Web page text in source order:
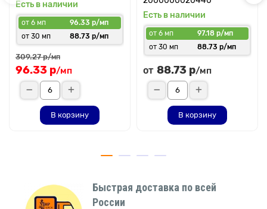
Есть в наличии
от 6 мп
96.33 р/мп
от 30 мп
88.73 р/мп
309.27 р/мп
96.33 р/мп
В корзину
Есть в наличии
от 6 мп
97.18 р/мп
от 30 мп
88.73 р/мп
от 88.73 р/мп
В корзину
Быстрая доставка по всей
России